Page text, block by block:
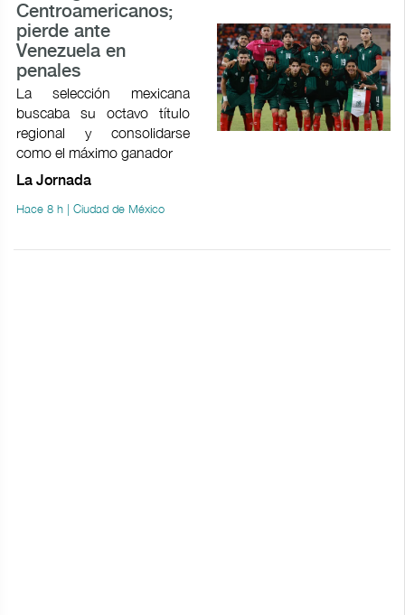
Centroamericanos;
pierde ante
Venezuela en
penales
La selección mexicana
buscaba su octavo título
regional y consolidarse
como el máximo ganador
La Jornada
Hace 8 h | Ciudad de México